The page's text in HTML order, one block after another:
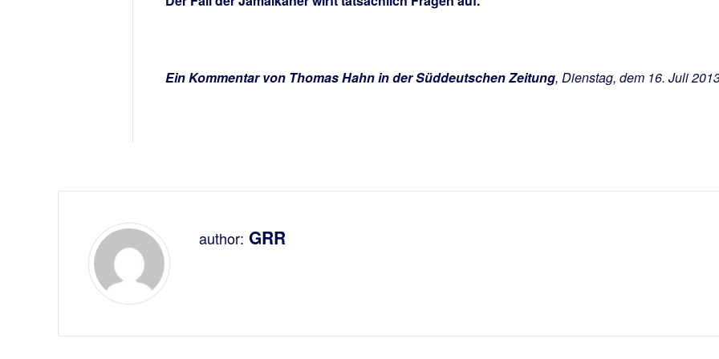
Ein Kommentar von Thomas Hahn in der Süddeutschen Zeitung, Dienstag, dem 16. Juli
author: GRR